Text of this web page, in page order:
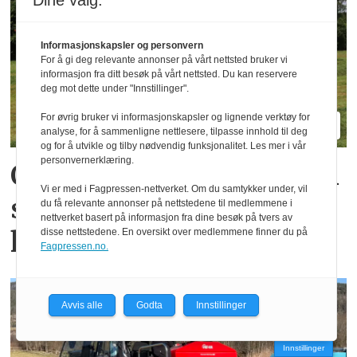
Oppgradert Boss og Profi
skal gi mer kapasitet og
komfort
Innstillinger
Informasjonskapsler og personvern
For å gi deg relevante annonser på vårt nettsted bruker vi
informasjon fra ditt besøk på vårt nettsted. Du kan reservere
deg mot dette under "Innstillinger".
For øvrig bruker vi informasjonskapsler og lignende verktøy for
analyse, for å sammenligne nettlesere, tilpasse innhold til deg
og for å utvikle og tilby nødvendig funksjonalitet. Les mer i vår
personvernerklæring.
Vi er med i Fagpressen-nettverket. Om du samtykker under, vil
du få relevante annonser på nettstedene til medlemmene i
nettverket basert på informasjon fra dine besøk på tvers av
disse nettstedene. En oversikt over medlemmene finner du på
Fagpressen.no.
Avvis alle Godta Innstillinger